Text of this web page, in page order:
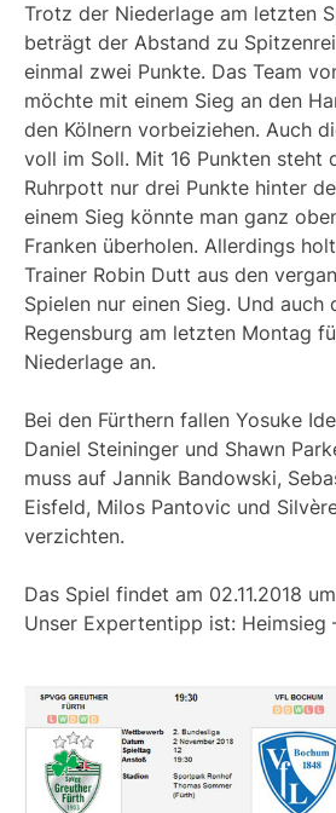
Trotz der Niederlage am letzten
beträgt der Abstand zu
einmal zwei Punkte. Das Team
möchte mit einem Sieg an den
den Kölnern vorbeiziehen. Auch
voll im Soll. Mit 16 Punkten steht
Ruhrpott nur drei Punkte hinter
einem Sieg könnte man ganz
Franken überholen. Allerdings
Trainer Robin Dutt aus den
Spielen nur einen Sieg. Und auch
Regensburg am letzten Montag
Niederlage an.
Bei den Fürthern fallen Yosuke
Daniel Steininger und Shawn
muss auf Jannik Bandowski,
Eisfeld, Milos Pantovic und
verzichten.
Das Spiel findet am 02.11.2018
Unser Expertentipp ist: Heimsieg